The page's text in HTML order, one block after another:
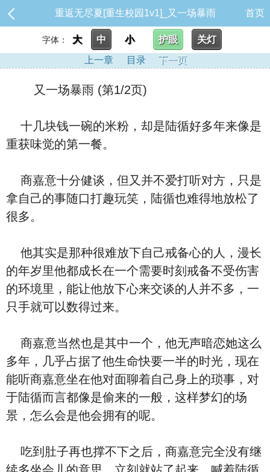
重返无尽夏[重生校园1v1]_又一场暴雨 首页
字体： 大 中 小 护眼
关灯
上一章
目录 下一页
又一场暴雨 (第1/2页)
十几块钱一碗的米粉，却是陆循好多年来像是
重获味觉的第一餐。
商嘉意十分健谈，但又并不爱打听对方，只是
拿自己的事随口打趣玩笑，陆循也难得地放松了
很多。
他其实是那种很难放下自己戒备心的人，漫长
的年岁里他都成长在一个需要时刻戒备不受伤害
的环境里，能让他放下心来交谈的人并不多，一
只手就可以数得过来。
商嘉意当然也是其中一个，他无声暗恋她这么
多年，几乎占据了他生命快要一半的时光，现在
能听商嘉意坐在他对面聊着自己身上的琐事，对
于陆循而言都像是偷来的一般，这样梦幻的场
景，怎么会是他会拥有的呢。
吃到肚子再也撑不下之后，商嘉意完全没有继